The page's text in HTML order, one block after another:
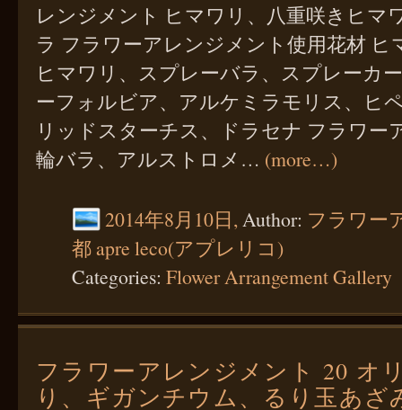
レンジメント ヒマワリ、八重咲きヒマ
ラ フラワーアレンジメント使用花材 ヒ
ヒマワリ、スプレーバラ、スプレーカ
ーフォルビア、アルケミラモリス、ヒ
リッドスターチス、ドラセナ フラワー
輪バラ、アルストロメ… (more…)
2014年8月10日, Author: フラワー
都 apre leco(アプレリコ)
Categories: Flower Arrangement Gallery
フラワーアレンジメント 20 オ
り、ギガンチウム、るり玉あざ